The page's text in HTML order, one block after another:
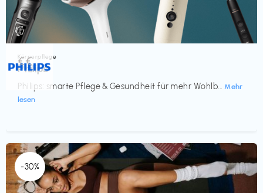
Körperpflege
Philips
Philips: smarte Pflege & Gesundheit für mehr Wohlb... Mehr
lesen
€€‎
-30%